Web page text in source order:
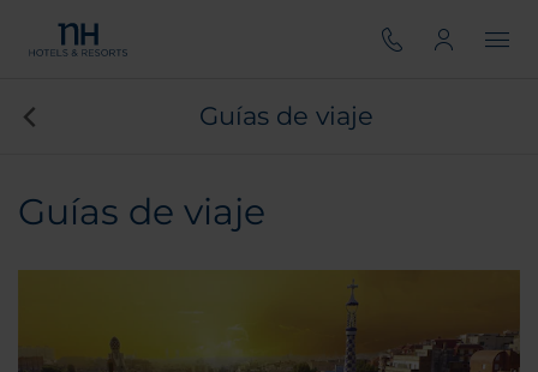
Guías de viaje
Guías de viaje